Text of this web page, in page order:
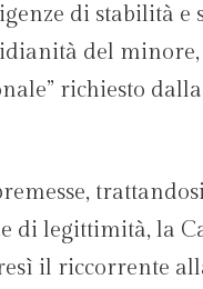
di stabilità e
del
richiesto
di legittimità, la
il riccorrente